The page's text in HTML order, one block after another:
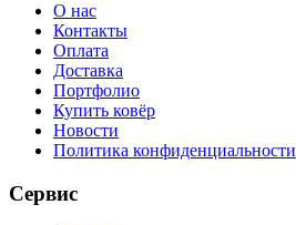
О нас
Контакты
Оплата
Доставка
Портфолио
Купить ковёр
Новости
Политика конфиденциальности
Сервис